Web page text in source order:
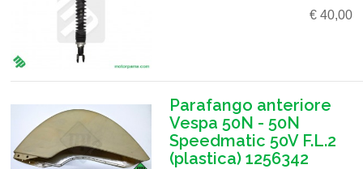
€ 40,00
Parafango anteriore
Vespa 50N - 50N
Speedmatic 50V F.L.2
(plastica) 1256342